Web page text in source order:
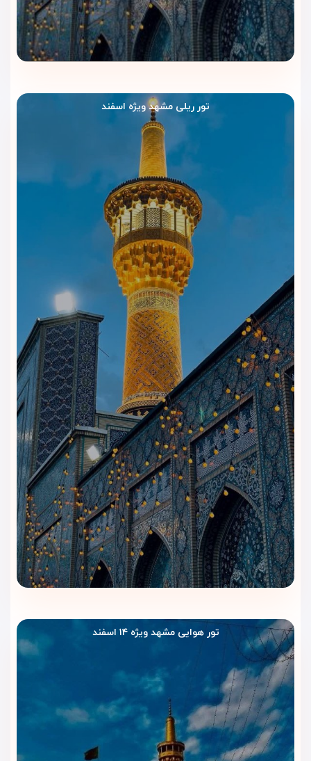
• قیمت مناسب و مقرون‌به‌صرفه
• فاصله کم تا حرم مطهر امام رضا (ع)
• اتاق‌های مجهز به آشپزخانه
• فضای آرام، خانوادگی و تمیز
• اینترنت رایگان، پذیرش ۲۴ ساعته و خدمات روزانه
• ایده‌آل برای خانواده‌ها و زائران گروهی
با ویداگشت، اقامتی راحت و اقتصادی در
مشهد را تجربه کنید!
هتل آپارتمان شیک مشهدبا اتاق‌های مجهز، فضای تمیز و فاصله
کم تا حرم، انتخابی هوشمندانه برای زائران است.
همین حالا رزرو کنید و با بهترین قیمت، آرامش سفر خود را تضمین
نمایید.
تور ریلی مشهد ویژه اسفند
تور هوایی مشهد ویژه ۱۴ اسفند